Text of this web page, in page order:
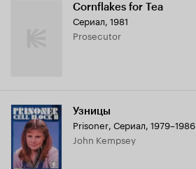
Cornflakes for Tea
Сериал, 1981
Prosecutor
Узницы
Prisoner, Сериал, 1979–1986
John Kempsey